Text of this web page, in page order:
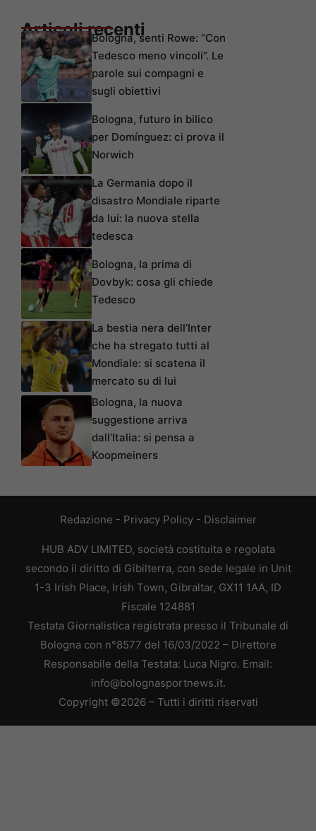
Articoli recentiBologna, senti Rowe: “Con
Tedesco meno vincoli”. Le
parole sui compagni e
sugli obiettivi
Bologna, futuro in bilico
per Domínguez: ci prova il
Norwich
La Germania dopo il
disastro Mondiale riparte
da lui: la nuova stella
tedesca
Bologna, la prima di
Dovbyk: cosa gli chiede
Tedesco
La bestia nera dell’Inter
che ha stregato tutti al
Mondiale: si scatena il
mercato su di lui
Bologna, la nuova
suggestione arriva
dall’Italia: si pensa a
Koopmeiners
Redazione - Privacy Policy- Disclaimer
HUB ADV LIMITED, società costituita e regolata
secondo il diritto di Gibilterra, con sede legale in Unit
1-3 Irish Place, Irish Town, Gibraltar, GX11 1AA, ID
Fiscale 124881
Testata Giornalistica registrata presso il Tribunale di
Bologna con n°8577 del 16/03/2022 – Direttore
Responsabile della Testata: Luca Nigro. Email:
info@bolognasportnews.it.
Copyright ©2026 – Tutti i diritti riservati